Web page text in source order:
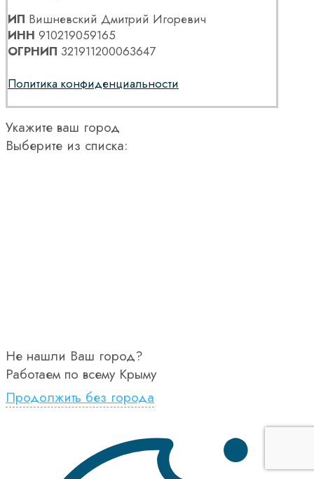
ИП Вишневский Дмитрий Игоревич
ИНН 910219059165
ОГРНИП 321911200063647
Политика конфиденциальности
Укажите ваш город
Выберите из списка:
Не нашли Ваш город?
Работаем по всему Крыму
Продолжить без города